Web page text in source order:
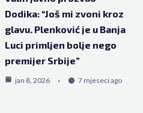
Dodika: “Još mi zvoni kroz
glavu. Plenković je u Banja
Luci primljen bolje nego
premijer Srbije”
jan 8, 2026 7 mjeseci ago